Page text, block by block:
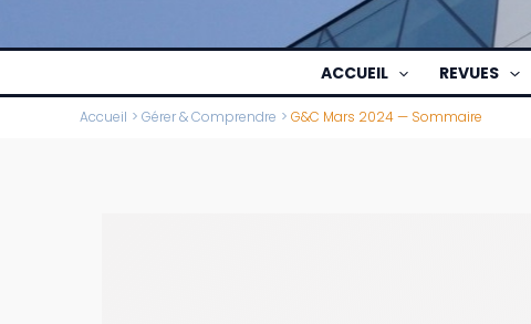
ACCUEIL REVUES
Accueil Gérer & Comprendre G&C Mars 2024 — Sommaire